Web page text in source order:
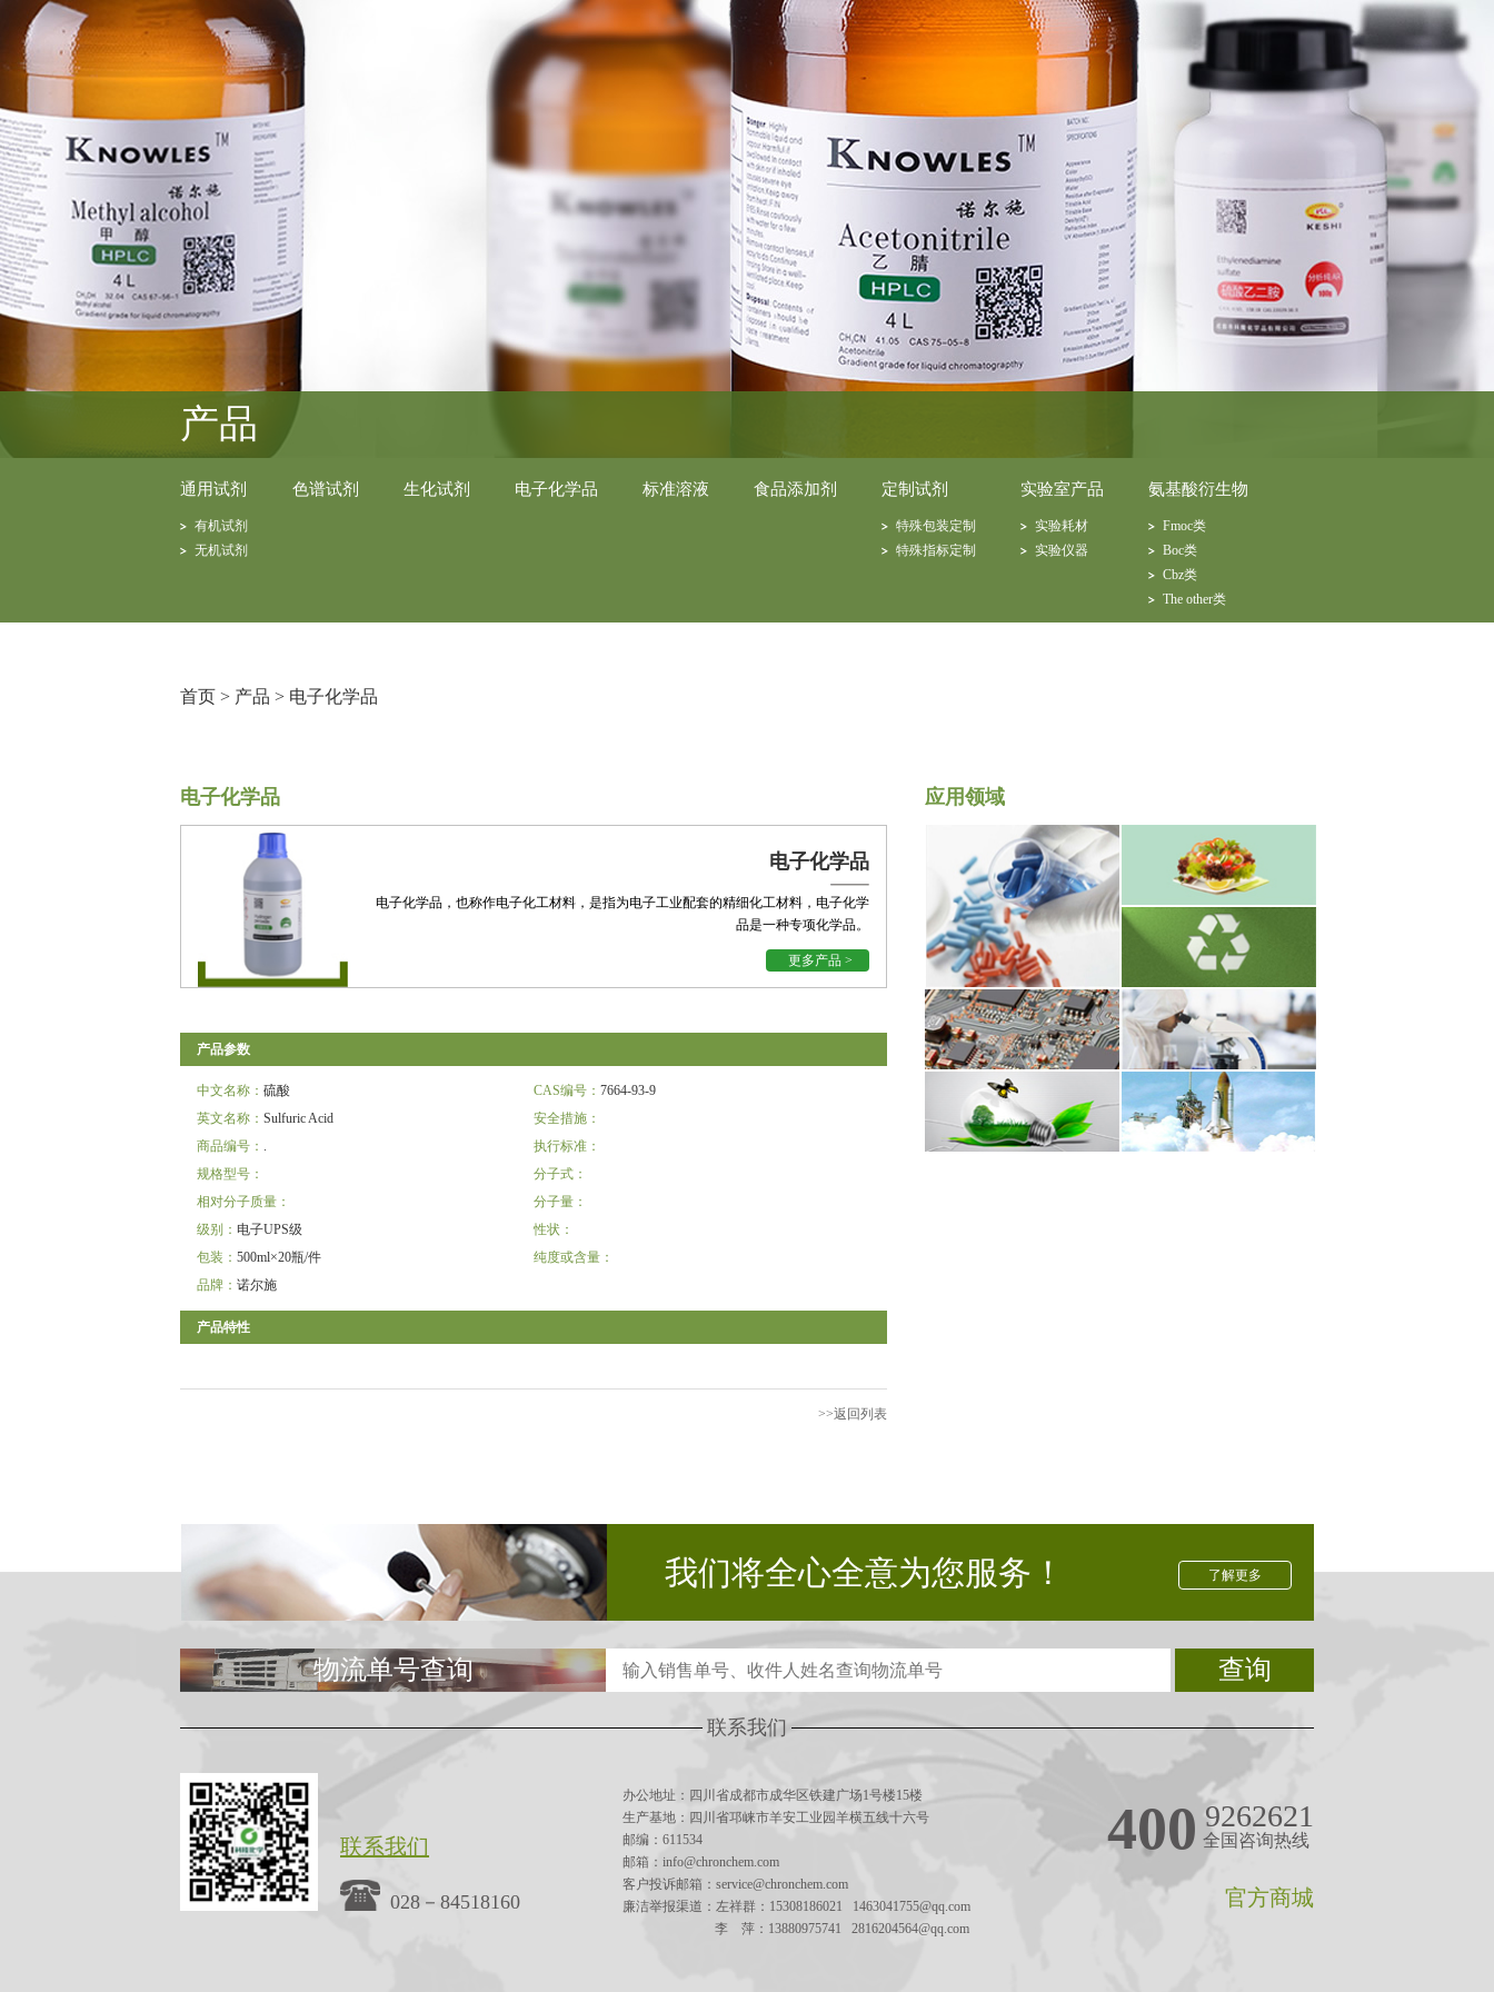
产品
通用试剂
有机试剂
无机试剂
色谱试剂 生化试剂 电子化学品 标准溶液 食品添加剂 定制试剂
特殊包装定制
特殊指标定制
实验室产品
实验耗材
实验仪器
氨基酸衍生物
Fmoc类
Boc类
Cbz类
The other类
首页 > 产品 > 电子化学品
电子化学品
电子化学品
电子化学品，也称作电子化工材料，是指为电子工业配套的精细化工材料，电子化学
品是一种专项化学品。
更多产品 >
产品参数
中文名称： 硫酸 CAS编号： 7664-93-9
英文名称： Sulfuric Acid
安全措施：
商品编号： .
执行标准：
规格型号：
分子式：
相对分子质量：
分子量：
级别： 电子UPS级
性状：
包装： 500ml×20瓶/件
纯度或含量：
品牌： 诺尔施
产品特性
>>返回列表
应用领域
我们将全心全意为您服务！ 了解更多
物流单号查询 查询
联系我们
联系我们
028－84518160
办公地址：四川省成都市成华区铁建广场1号楼15楼
生产基地：四川省邛崃市羊安工业园羊横五线十六号
邮编：611534
邮箱：info@chronchem.com
客户投诉邮箱：service@chronchem.com
廉洁举报渠道：左祥群：15308186021 1463041755@qq.com
李 萍：13880975741 2816204564@qq.com
9262621
全国咨询热线
400
官方商城